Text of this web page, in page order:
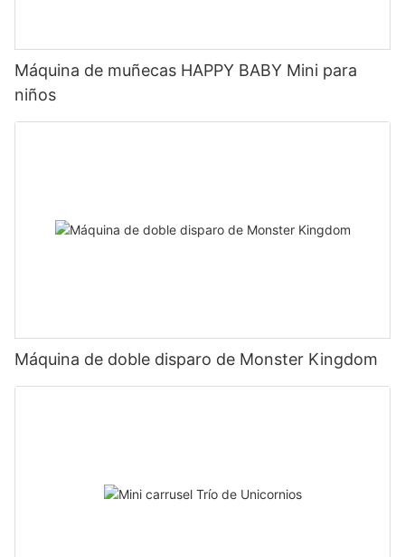
Máquina de muñecas HAPPY BABY Mini para
niños
Máquina de doble disparo de Monster Kingdom